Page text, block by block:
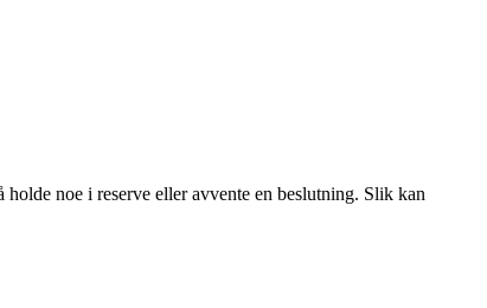
noe i reserve eller avvente en beslutning. Slik kan